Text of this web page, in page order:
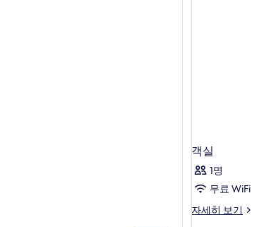
객실
1명
무료 WiFi
자세히 보기
객